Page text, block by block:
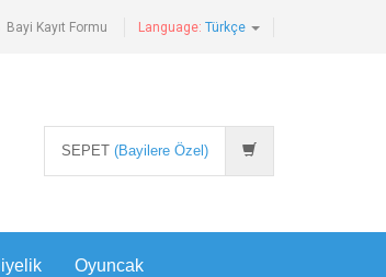
Bayi Kayıt Formu Language: Türkçe
SEPET (Bayilere Özel)
Oyuncak